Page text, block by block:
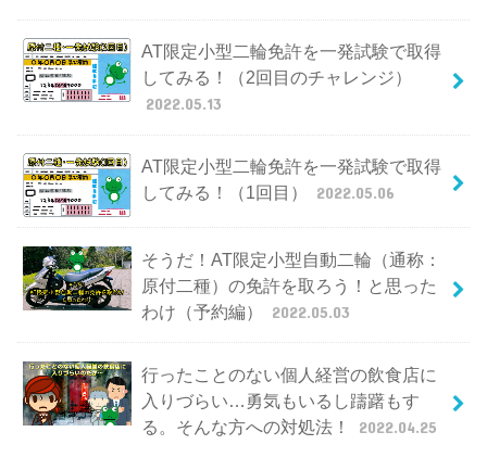
AT限定小型二輪免許を一発試験で取得
してみる！（2回目のチャレンジ）
2022.05.13
AT限定小型二輪免許を一発試験で取得
してみる！（1回目）
2022.05.06
そうだ！AT限定小型自動二輪（通称：
原付二種）の免許を取ろう！と思った
わけ（予約編）
2022.05.03
行ったことのない個人経営の飲食店に
入りづらい…勇気もいるし躊躇もす
る。そんな方への対処法！
2022.04.25